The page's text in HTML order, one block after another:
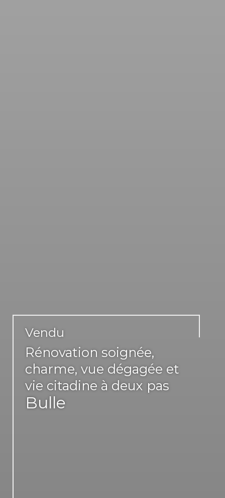
Vendu
Rénovation soignée,
charme, vue dégagée et
vie citadine à deux pas
Bulle